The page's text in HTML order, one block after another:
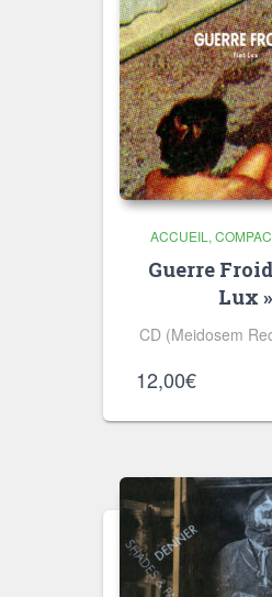
ACCUEIL
Guerre
Lux »
CD (Meidosem
12,00€